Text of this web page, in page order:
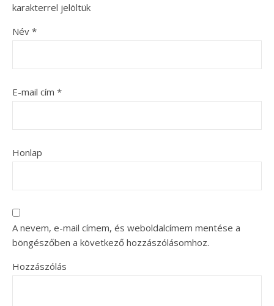
karakterrel jelöltük
Név *
E-mail cím *
Honlap
A nevem, e-mail címem, és weboldalcímem mentése a
böngészőben a következő hozzászólásomhoz.
Hozzászólás